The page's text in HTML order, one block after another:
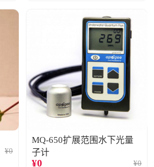
¥0
MQ-650扩展范围水下光量
子计
¥0 ¥0